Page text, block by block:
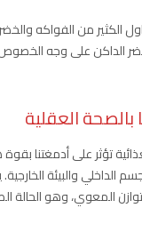
الكثير من الفواكه
الداكن على وجه
العقلية
تؤثر على أدمغتنا
الداخلي والبيئة
المعوي، وهو